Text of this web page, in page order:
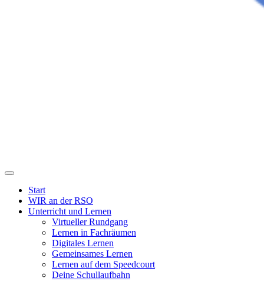
Start
WIR an der RSO
Unterricht und Lernen
Virtueller Rundgang
Lernen in Fachräumen
Digitales Lernen
Gemeinsames Lernen
Lernen auf dem Speedcourt
Deine Schullaufbahn